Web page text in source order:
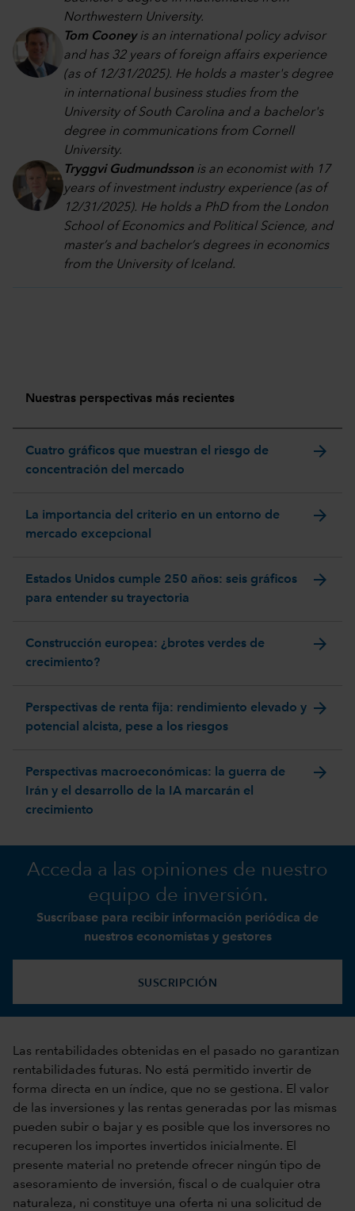
Northwestern University.
Tom Cooneyis an international policy advisor
and has 32 years of foreign affairs experience
(as of 12/31/2025). He holds a master's degree
in international business studies from the
University of South Carolina and a bachelor's
degree in communications from Cornell
University.
Tryggvi Gudmundssonis an economist with 17
years of investment industry experience (as of
12/31/2025). He holds a PhD from the London
School of Economics and Political Science, and
master’s and bachelor’s degrees in economics
from the University of Iceland.
Nuestras perspectivas más recientes
Cuatro gráficos que muestran el riesgo de
concentración del mercado
arrow_forward
La importancia del criterio en un entorno de
mercado excepcional
arrow_forward
Estados Unidos cumple 250 años: seis gráficos
para entender su trayectoria
arrow_forward
Construcción europea: ¿brotes verdes de
crecimiento?
arrow_forward
Perspectivas de renta fija: rendimiento elevado y
potencial alcista, pese a los riesgos
arrow_forward
Perspectivas macroeconómicas: la guerra de
Irán y el desarrollo de la IA marcarán el
crecimiento
arrow_forward
Acceda a las opiniones de nuestro
equipo de inversión.
Suscríbase para recibir información periódica de
nuestros economistas y gestores
SUSCRIPCIÓN
Las rentabilidades obtenidas en el pasado no garantizan
rentabilidades futuras. No está permitido invertir de
forma directa en un índice, que no se gestiona. El valor
de las inversiones y las rentas generadas por las mismas
pueden subir o bajar y es posible que los inversores no
recuperen los importes invertidos inicialmente. El
presente material no pretende ofrecer ningún tipo de
asesoramiento de inversión, fiscal o de cualquier otra
naturaleza, ni constituye una oferta ni una solicitud de